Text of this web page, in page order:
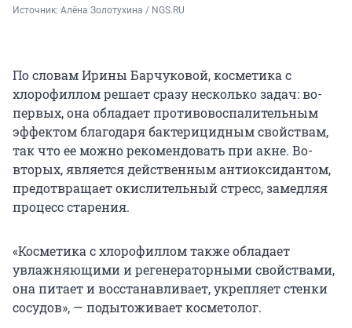
Источник: Алёна Золотухина / NGS.RU
По словам Ирины Барчуковой, косметика с
хлорофиллом решает сразу несколько задач: во-
первых, она обладает противовоспалительным
эффектом благодаря бактерицидным свойствам,
так что ее можно рекомендовать при акне. Во-
вторых, является действенным антиоксидантом,
предотвращает окислительный стресс, замедляя
процесс старения.
«Косметика с хлорофиллом также обладает
увлажняющими и регенераторными свойствами,
она питает и восстанавливает, укрепляет стенки
сосудов», — подытоживает косметолог.